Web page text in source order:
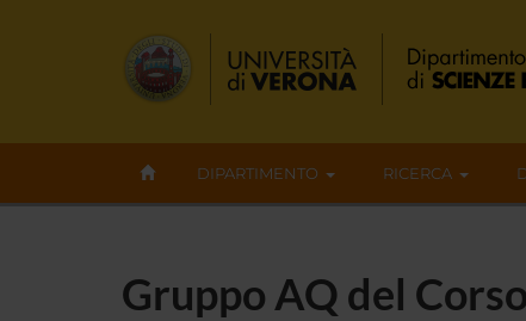
DIPARTIMENTO RICERCA
Gruppo AQ del